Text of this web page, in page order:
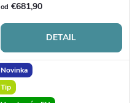
od €681,90
DETAIL
Novinka
Tip